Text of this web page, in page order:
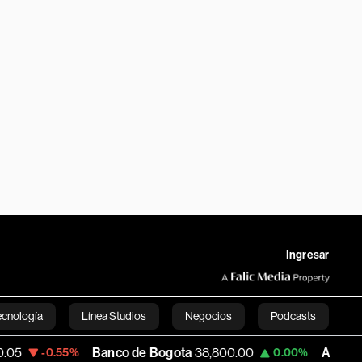
Ingresar
Línea Studios Negocios Podcasts
English
Banco de Bogota 38,800.00 0.00% Apple 309.25